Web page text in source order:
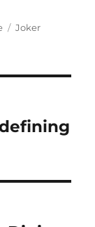
Tags
Joker